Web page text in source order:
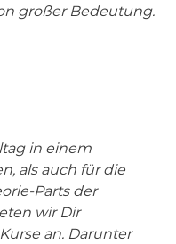
großer Bedeutung.
in einem
als auch für die
Parts der
wir Dir
an. Darunter